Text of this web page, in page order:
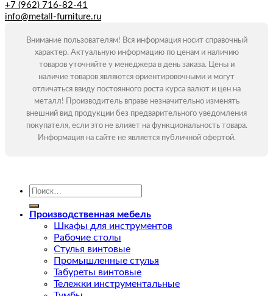
+7 (962) 716-82-41
info@metall-furniture.ru
Внимание пользователям! Вся информация носит справочный
характер. Актуальную информацию по ценам и наличию
товаров уточняйте у менеджера в день заказа. Цены и
наличие товаров являются ориентировочными и могут
отличаться ввиду постоянного роста курса валют и цен на
металл! Производитель вправе незначительно изменять
внешний вид продукции без предварительного уведомления
покупателя, если это не влияет на функциональность товара.
Информация на сайте не является публичной офертой.
Искать:
Производственная мебель
Шкафы для инструментов
Рабочие столы
Стулья винтовые
Промышленные стулья
Табуреты винтовые
Тележки инструментальные